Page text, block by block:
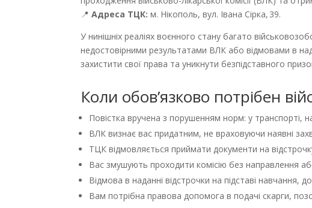
📍Адреса ТЦК: м. Нікополь, вул. Івана Сірка, 39.
У нинішніх реаліях воєнного стану багато
недостовірними результатами ВЛК або відмовами в
захистити свої права та уникнути безпідставного
Коли обов’язково потрібен
Повістка вручена з порушенням норм: у транспорті,
ВЛК визнає вас придатним, не враховуючи наявні
ТЦК відмовляється приймати документи на
Вас змушують проходити комісію без направлення
Відмова в наданні відстрочки на підставі навчання,
Вам потрібна правова допомога в подачі скарги,